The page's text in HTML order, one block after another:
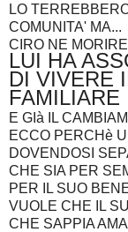
LO
COMUNITA' MA...
CIRO NE
LUI HA
DI VIVERE
FAMILIARE
E GIà IL
ECCO PERCHè
DOVENDOSI
CHE SIA PER
PER IL SUO
VUOLE CHE IL
CHE SAPPIA